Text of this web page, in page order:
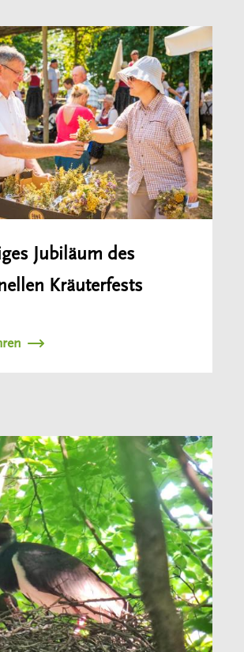
Jubiläum des
Kräuterfests